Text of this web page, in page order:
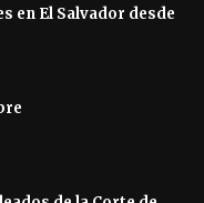
en El Salvador desde